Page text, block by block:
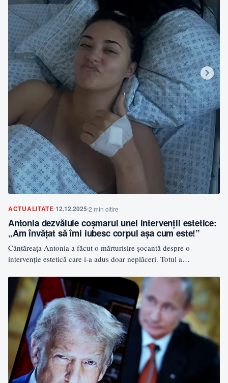
ACTUALITATE 12.12.2025 2 min citire
Antonia dezvăluie coșmarul unei intervenții estetice:
„Am învățat să îmi iubesc corpul așa cum este!”
Cântăreața Antonia a făcut o mărturisire șocantă despre o
intervenție estetică care i-a adus doar neplăceri. Totul a…